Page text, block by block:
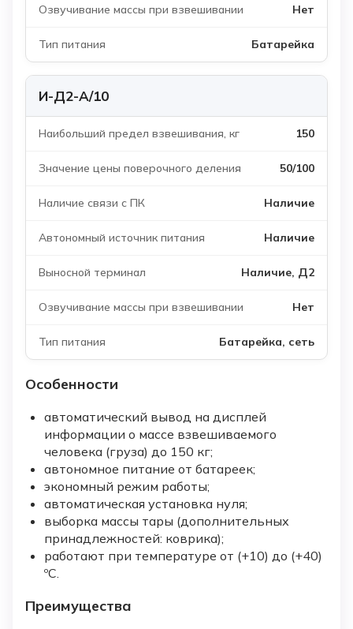
Нет
Батарейка
И-Д2-А/10
150
50/100
Наличие
Наличие
Наличие, Д2
Нет
Батарейка, сеть
Особенности
автоматический вывод на дисплей
информации о массе взвешиваемого
человека (груза) до 150 кг;
автономное питание от батареек;
экономный режим работы;
автоматическая установка нуля;
выборка массы тары (дополнительных
принадлежностей: коврика);
работают при температуре от (+10) до (+40)
ºС.
Преимущества